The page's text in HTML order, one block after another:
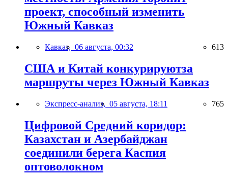
проект, способный изменить
Южный Кавказ
Кавказ, 06 августа, 00:32 613
США и Китай конкурируютза
маршруты через Южный Кавказ
Экспресс-анализ, 05 августа, 18:11 765
Цифровой Средний коридор:
Казахстан и Азербайджан
соединили берега Каспия
оптоволокном